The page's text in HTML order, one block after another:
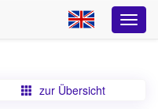
zur Übersicht